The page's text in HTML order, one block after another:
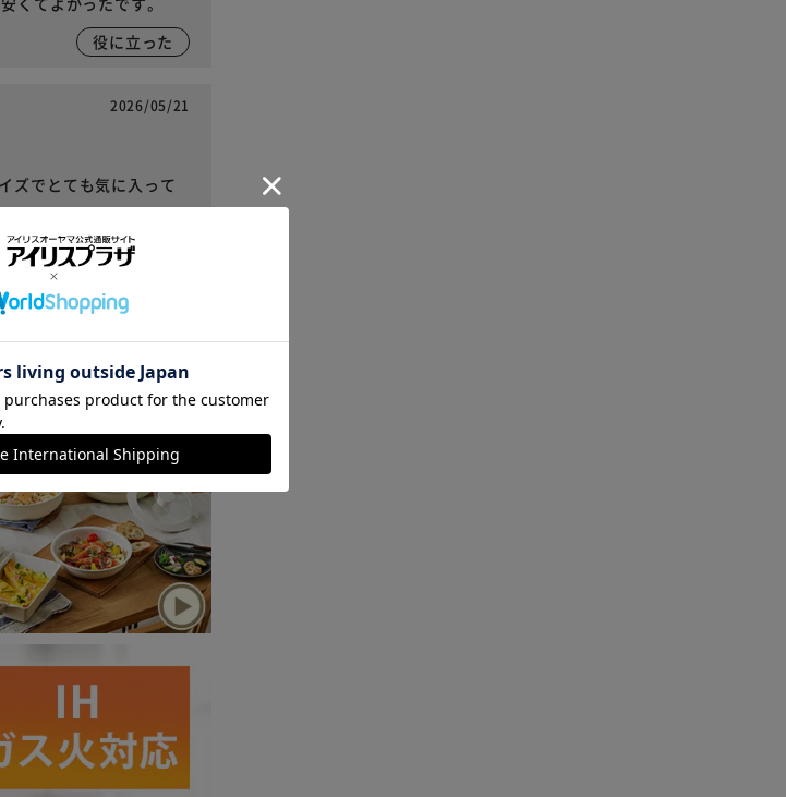
役に立った
2026/05/21
ズでとても気に入って
役に立った